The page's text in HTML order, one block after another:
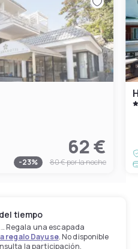
62 €
-23% 80 €por la noche
tiempo
Regala una escapada
regalo Dayuse. No disponible
la participación.